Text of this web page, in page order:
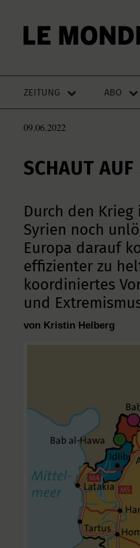
ZEITUNG ABO
09.06.2022
SCHAUT AUF
Durch den
Syrien noch
Europa darauf
effizienter zu
koordiniertes
und
von Kristin Helberg